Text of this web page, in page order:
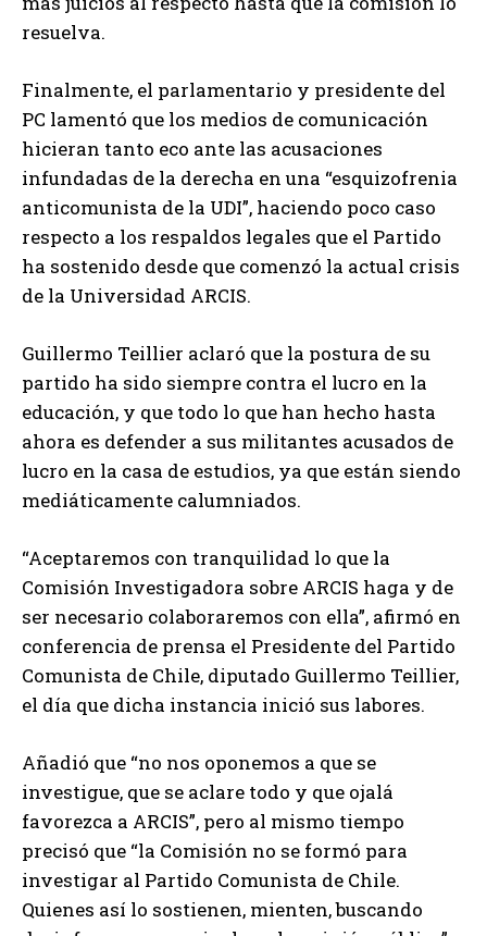
resuelva.
Finalmente, el parlamentario y presidente del
PC lamentó que los medios de comunicación
hicieran tanto eco ante las acusaciones
infundadas de la derecha en una “esquizofrenia
anticomunista de la UDI”, haciendo poco caso
respecto a los respaldos legales que el Partido
ha sostenido desde que comenzó la actual crisis
de la Universidad ARCIS.
Guillermo Teillier aclaró que la postura de su
partido ha sido siempre contra el lucro en la
educación, y que todo lo que han hecho hasta
ahora es defender a sus militantes acusados de
lucro en la casa de estudios, ya que están siendo
mediáticamente calumniados.
“Aceptaremos con tranquilidad lo que la
Comisión Investigadora sobre ARCIS haga y de
ser necesario colaboraremos con ella”, afirmó en
conferencia de prensa el Presidente del Partido
Comunista de Chile, diputado Guillermo Teillier,
el día que dicha instancia inició sus labores.
Añadió que “no nos oponemos a que se
investigue, que se aclare todo y que ojalá
favorezca a ARCIS”, pero al mismo tiempo
precisó que “la Comisión no se formó para
investigar al Partido Comunista de Chile.
Quienes así lo sostienen, mienten, buscando